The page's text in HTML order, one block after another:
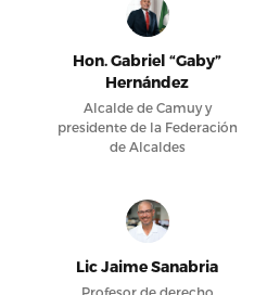
Hon. Gabriel “Gaby”
Hernández
Alcalde de Camuy y
presidente de la Federación
de Alcaldes
Lic Jaime Sanabria
Profesor de derecho